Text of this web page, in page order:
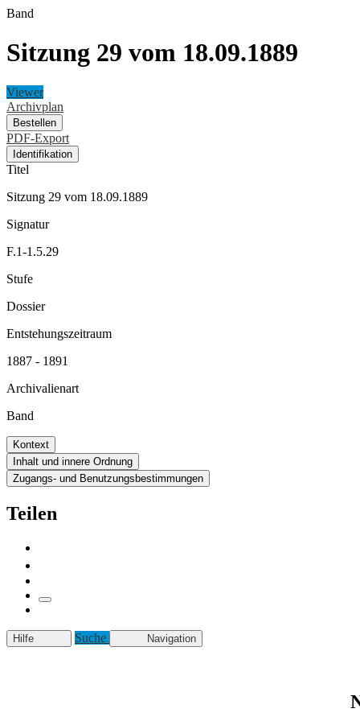
Band
Sitzung 29 vom 18.09.1889
Viewer
Archivplan
Bestellen
PDF-Export
Identifikation
Titel
Sitzung 29 vom 18.09.1889
Signatur
F.1-1.5.29
Stufe
Dossier
Entstehungszeitraum
1887 - 1891
Archivalienart
Band
Kontext
Inhalt und innere Ordnung
Zugangs- und Benutzungsbestimmungen
Teilen
Hilfe Suche Navigation